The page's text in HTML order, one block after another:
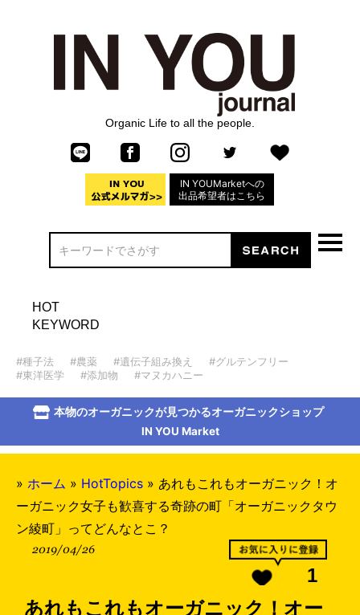
Organic Life to all the people.
IN YOUMarketへの
出品希望者はこちら
HOT
KEYWORD
#種子法 #農薬 #遺伝子組み換え
#グルテンフリー
#東洋医学
#添加物 #マヌカハニー
本物のオーガニックが見つかるオーガニックショップ
IN YOU Market
» ホーム » HotTopics » あれもこれもオーガニック！オ
ーガニック女子も歓喜する奇跡の町「オーガニックタウ
ン綾町」ってどんなとこ？
2019/04/26
1
あれもこれもオーガニック！オー